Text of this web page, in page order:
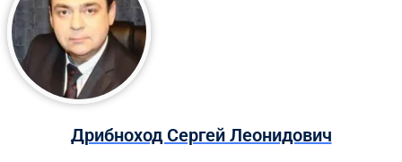
Дрибноход Сергей Леонидович